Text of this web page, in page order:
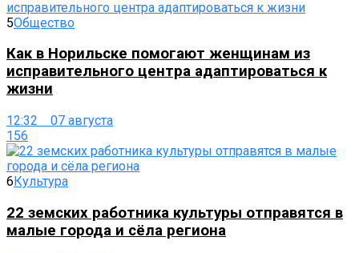
5Общество
Как в Норильске помогают женщинам из
исправительного центра адаптироваться к
жизни
12:32 07 августа
156
6Культура
22 земских работника культуры отправятся в
малые города и сёла региона